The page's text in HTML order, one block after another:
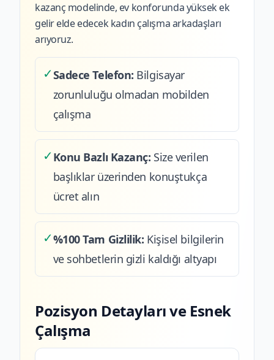
kazanç modelinde, ev konforunda yüksek ek
gelir elde edecek kadın çalışma arkadaşları
arıyoruz.
✓Sadece Telefon: Bilgisayar
zorunluluğu olmadan mobilden
çalışma
✓Konu Bazlı Kazanç: Size verilen
başlıklar üzerinden konuştukça
ücret alın
✓%100 Tam Gizlilik: Kişisel bilgilerin
ve sohbetlerin gizli kaldığı altyapı
Pozisyon Detayları ve Esnek
Çalışma